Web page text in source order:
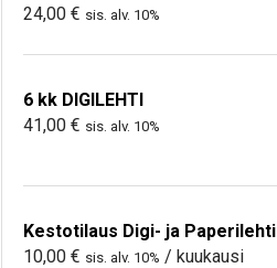
24,00 € sis. alv. 10%
6 kk DIGILEHTI
41,00 € sis. alv. 10%
Kestotilaus Digi- ja Paperilehti
10,00 € sis. alv. 10% / kuukausi